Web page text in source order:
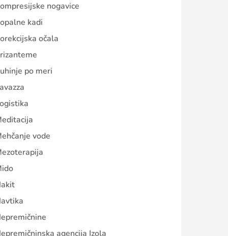
nogavice
kadi
očala
po meri
vode
agencija Izola